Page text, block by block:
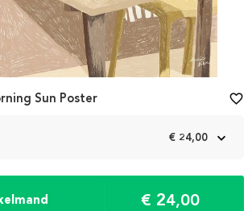
€ 24,00
€ 24,00
Sun Poster favorite_border